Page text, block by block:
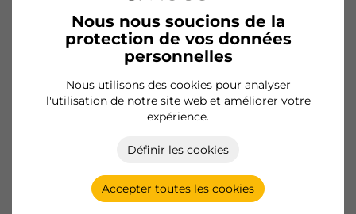
Nous nous soucions de la
protection de vos données
personnelles
Nous utilisons des cookies pour analyser
l'utilisation de notre site web et améliorer votre
expérience.
Définir les cookies
Accepter toutes les cookies
8322021/EAN 8432393121741
Fiche produit